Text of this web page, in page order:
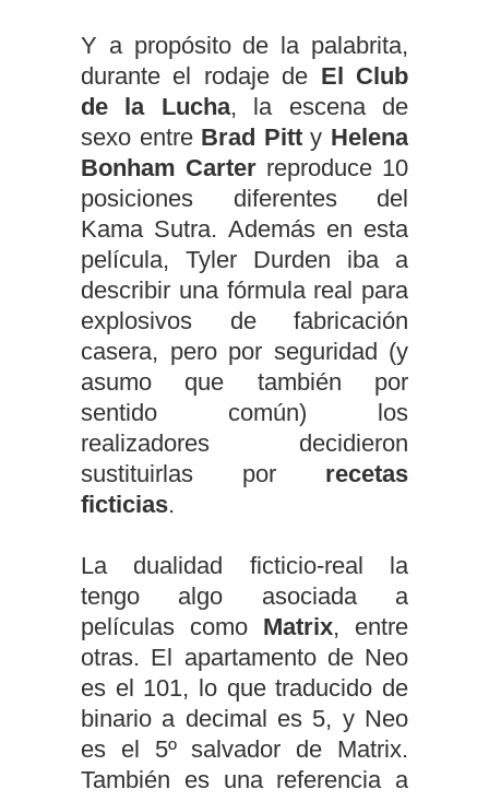
Y a propósito de la palabrita,
durante el rodaje de El Club
de la Lucha, la escena de
sexo entre Brad Pitty Helena
Bonham Carter reproduce 10
posiciones diferentes del
Kama Sutra. Además en esta
película, Tyler Durden iba a
describir una fórmula real para
explosivos de fabricación
casera, pero por seguridad (y
asumo que también por
sentido común) los
realizadores decidieron
sustituirlas por recetas
ficticias.
La dualidad ficticio-real la
tengo algo asociada a
películas como Matrix, entre
otras. El apartamento de Neo
es el 101, lo que traducido de
binario a decimal es 5, y Neo
es el 5º salvador de Matrix.
También es una referencia a